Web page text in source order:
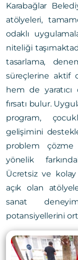
Karabağlar
atölyeleri,
odaklı
niteliği
tasarlama,
süreçlerine aktif
hem de
fırsatı bulur.
program,
gelişimini
problem
yönelik
Ücretsiz ve kolay
açık olan
sanat
potansiyellerini